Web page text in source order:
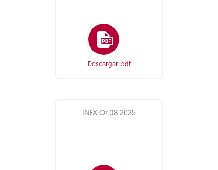
Descargar pdf
INEX-Or 08 2025